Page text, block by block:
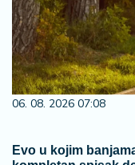
06. 08. 2026 07:08
Evo u kojim